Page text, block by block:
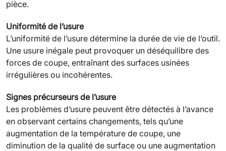
pièce.
Uniformité de l’usure
L’uniformité de l’usure détermine la durée de vie de l’outil.
Une usure inégale peut provoquer un déséquilibre des
forces de coupe, entraînant des surfaces usinées
irrégulières ou incohérentes.
Signes précurseurs de l’usure
Les problèmes d’usure peuvent être détectés à l’avance
en observant certains changements, tels qu’une
augmentation de la température de coupe, une
diminution de la qualité de surface ou une augmentation